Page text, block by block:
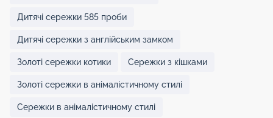
Дитячі сережки 585 проби
Дитячі сережки з англійським замком
Золоті сережки котики Сережки з кішками
Золоті сережки в анімалістичному стилі
Сережки в анімалістичному стилі